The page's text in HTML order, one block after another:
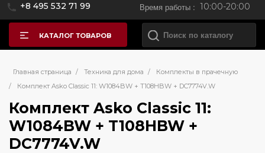
+8 495 532 71 99
Время работы : 10:00-20:00
КАТАЛОГ ТОВАРОВ
Главная страница / Техника для дома /
Комплекты в прачечную
/
Комплект Asko Classic 11: W1084BW + T108HBW + DC7774V.W
Комплект Asko Classic 11:
W1084BW + T108HBW +
DC7774V.W